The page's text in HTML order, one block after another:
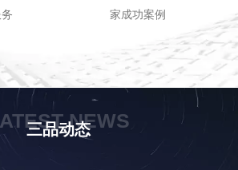
家成功案例
NEWS
三品动态